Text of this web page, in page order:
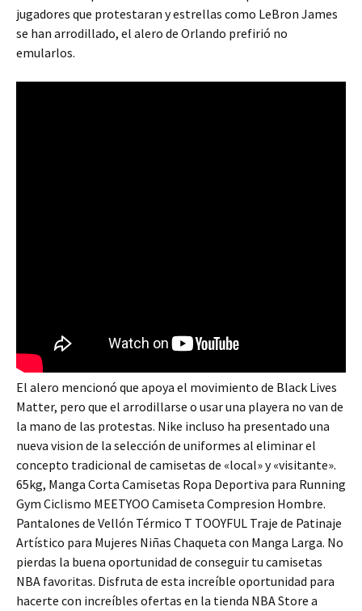
jugadores que protestaran y estrellas como LeBron James
se han arrodillado, el alero de Orlando prefirió no
emularlos.
El alero mencionó que apoya el movimiento de Black Lives
Matter, pero que el arrodillarse o usar una playera no van de
la mano de las protestas. Nike incluso ha presentado una
nueva vision de la selección de uniformes al eliminar el
concepto tradicional de camisetas de «local» y «visitante».
65kg, Manga Corta Camisetas Ropa Deportiva para Running
Gym Ciclismo MEETYOO Camiseta Compresion Hombre.
Pantalones de Vellón Térmico T TOOYFUL Traje de Patinaje
Artístico para Mujeres Niñas Chaqueta con Manga Larga. No
pierdas la buena oportunidad de conseguir tu camisetas
NBA favoritas. Disfruta de esta increíble oportunidad para
hacerte con increíbles ofertas en la tienda NBA Store a